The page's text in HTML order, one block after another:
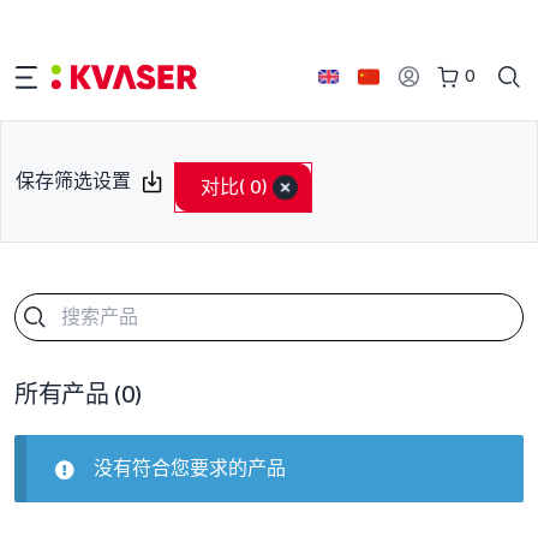
0
保存筛选设置 对比( 0)
所有产品 (0)
没有符合您要求的产品